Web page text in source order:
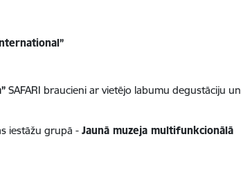
SAFARI braucieni ar vietējo labumu degustāciju un
iestāžu grupā - Jaunā muzeja multifunkcionālā